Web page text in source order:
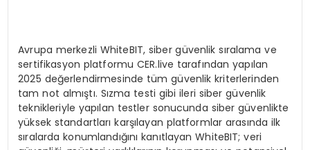
Avrupa merkezli WhiteBIT, siber güvenlik sıralama ve
sertifikasyon platformu CER.live tarafından yapılan
2025 değerlendirmesinde tüm güvenlik kriterlerinden
tam not almıştı. Sızma testi gibi ileri siber güvenlik
teknikleriyle yapılan testler sonucunda siber güvenlikte
yüksek standartları karşılayan platformlar arasında ilk
sıralarda konumlandığını kanıtlayan WhiteBIT; veri